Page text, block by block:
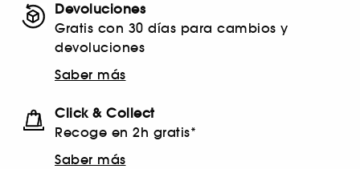
Devoluciones
Gratis con 30 días para cambios y
devoluciones
Saber más
Click & Collect
Recoge en 2h gratis*
Saber más